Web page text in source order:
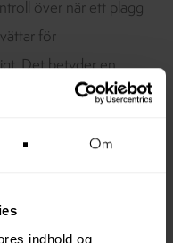
Om
indhold og
över när ett plagg
för
Det betyder en
plagg, förklarar
återkoppla vid frågor